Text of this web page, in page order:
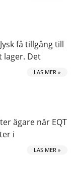
få tillgång till
lager. Det
LÄS MER »
ägare när EQT
i
LÄS MER »